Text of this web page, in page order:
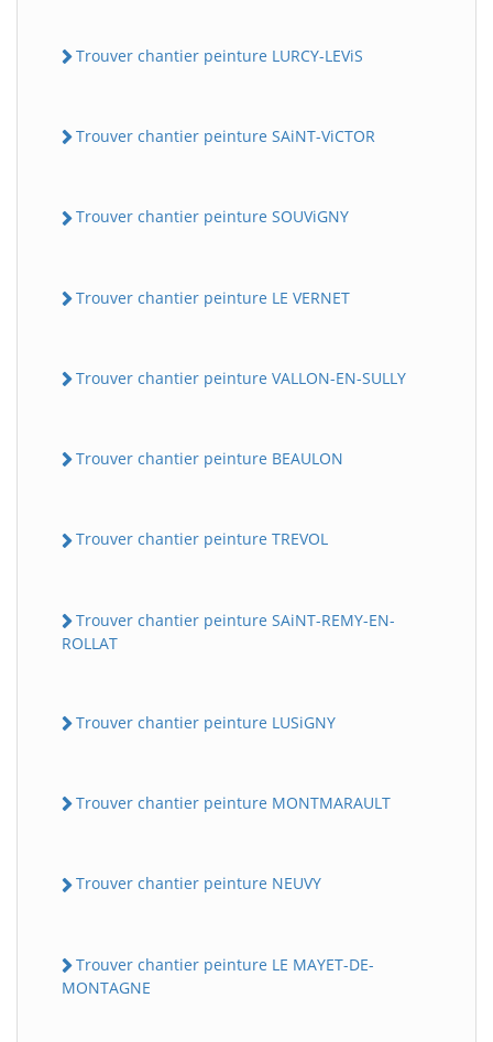
Trouver chantier peinture LURCY-LEViS
Trouver chantier peinture SAiNT-ViCTOR
Trouver chantier peinture SOUViGNY
Trouver chantier peinture LE VERNET
Trouver chantier peinture VALLON-EN-SULLY
Trouver chantier peinture BEAULON
Trouver chantier peinture TREVOL
Trouver chantier peinture SAiNT-REMY-EN-
ROLLAT
Trouver chantier peinture LUSiGNY
Trouver chantier peinture MONTMARAULT
Trouver chantier peinture NEUVY
Trouver chantier peinture LE MAYET-DE-
MONTAGNE